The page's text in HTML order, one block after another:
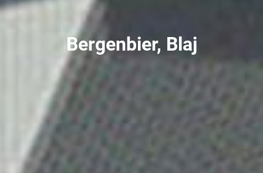
Bergenbier, Blaj